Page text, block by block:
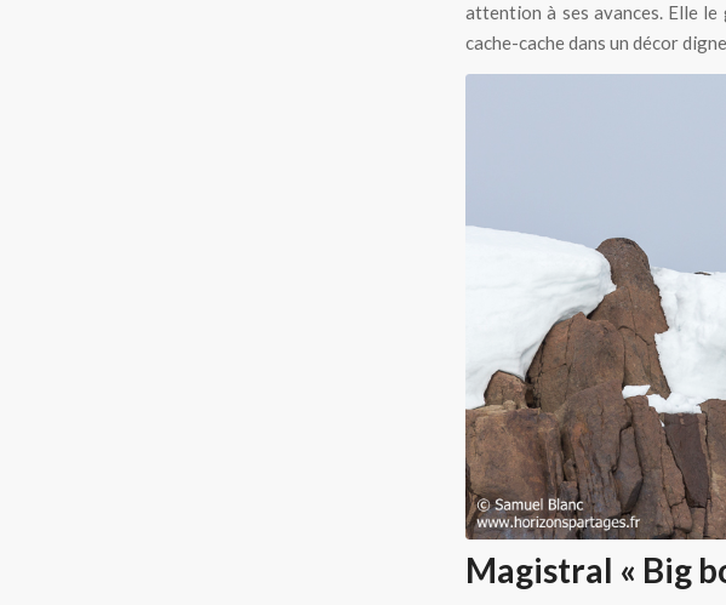
attention à ses avances. Elle
cache-cache dans un décor
Magistral « Big